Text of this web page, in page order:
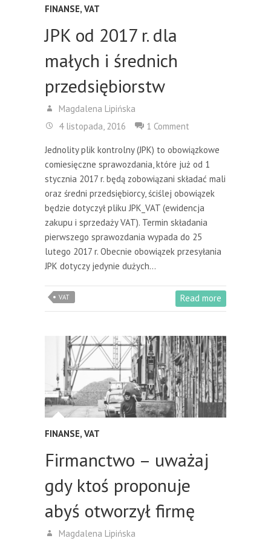
FINANSE, VAT
JPK od 2017 r. dla
małych i średnich
przedsiębiorstw
Magdalena Lipińska
4 listopada, 2016
1 Comment
Jednolity plik kontrolny (JPK) to obowiązkowe
comiesięczne sprawozdania, które już od 1
stycznia 2017 r. będą zobowiązani składać mali
oraz średni przedsiębiorcy, ściślej obowiązek
będzie dotyczył pliku JPK_VAT (ewidencja
zakupu i sprzedaży VAT). Termin składania
pierwszego sprawozdania wypada do 25
lutego 2017 r. Obecnie obowiązek przesyłania
JPK dotyczy jedynie dużych…
VAT Read more
FINANSE, VAT
Firmanctwo – uważaj
gdy ktoś proponuje
abyś otworzył firmę
Magdalena Lipińska